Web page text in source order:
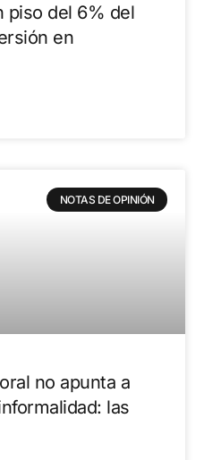
piso del 6% del
en
NOTAS DE OPINIÓN
no apunta a
las